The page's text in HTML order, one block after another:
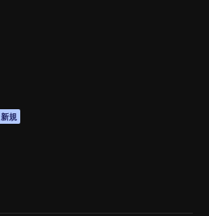
新規